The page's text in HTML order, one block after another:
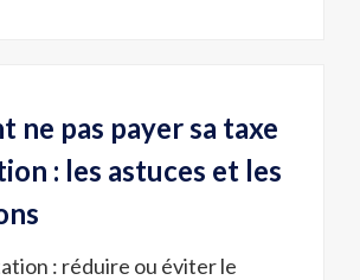
ne pas payer sa taxe
: les astuces et les
: réduire ou éviter le